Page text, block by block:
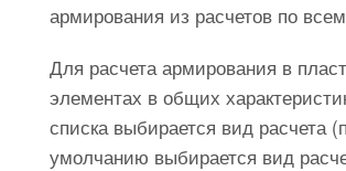
армирования из расчетов по
Для расчета армирования в
элементах в общих
списка выбирается вид расчета
умолчанию выбирается вид